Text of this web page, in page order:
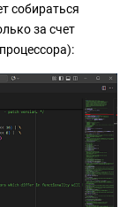
собираться
за счет